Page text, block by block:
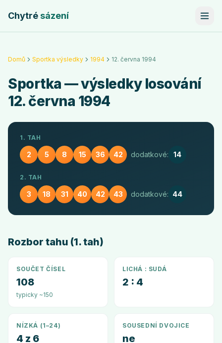
Chytrésázení
Domů Sportka výsledky 1994 12. června 1994
Sportka — výsledky losování
12. června 1994
1. TAH
2 5 8 15 36 42 dodatkové: 14
2. TAH
3 18 31 40 42 43 dodatkové: 44
Rozbor tahu (1. tah)
SOUČET ČÍSEL
108
typicky ~150
LICHÁ : SUDÁ
2 : 4
NÍZKÁ (1–24)
4 z 6
SOUSEDNÍ DVOJICE
ne